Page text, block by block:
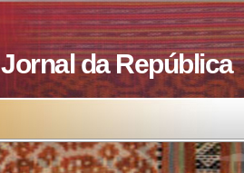
Jornal da República